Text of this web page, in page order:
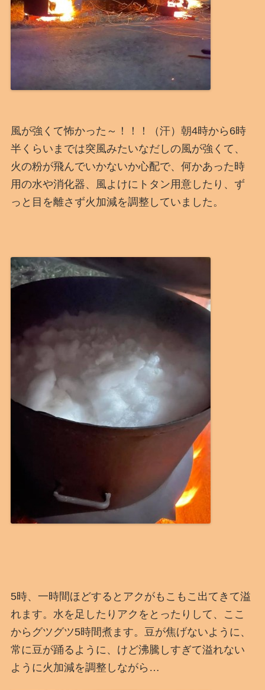
風が強くて怖かった～！！！（汗）朝4時から6時
半くらいまでは突風みたいなだしの風が強くて、
火の粉が飛んでいかないか心配で、何かあった時
用の水や消化器、風よけにトタン用意したり、ず
っと目を離さず火加減を調整していました。
5時、一時間ほどするとアクがもこもこ出てきて溢
れます。水を足したりアクをとったりして、ここ
からグツグツ5時間煮ます。豆が焦げないように、
常に豆が踊るように、けど沸騰しすぎて溢れない
ように火加減を調整しながら…